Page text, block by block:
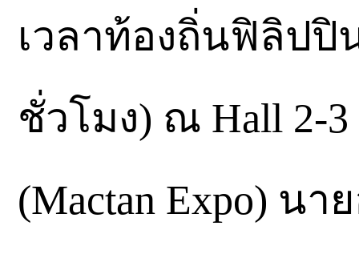
เวลาท้องถิ่นฟิลิปปิ
ชั่วโมง) ณ Hall 2-
(Mactan Expo) น